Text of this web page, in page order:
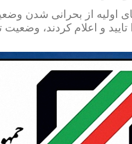
اولیه از بحرانی شدن
و اعلام کردند،